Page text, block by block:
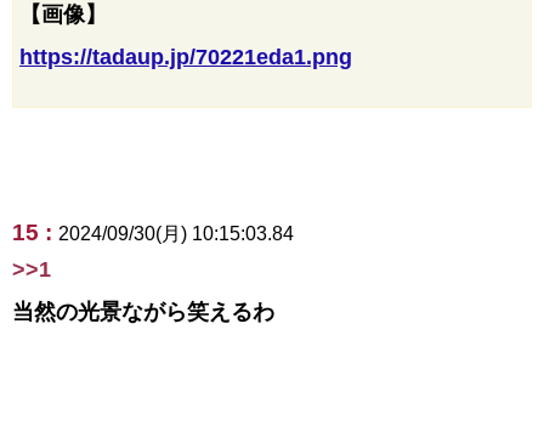
【画像】
https://tadaup.jp/70221eda1.png
15 : 2024/09/30(月) 10:15:03.84
>>1
当然の光景ながら笑えるわ